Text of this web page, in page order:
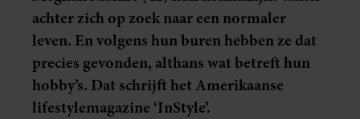
achter zich op zoek naar een normaler
leven. En volgens hun buren hebben ze dat
precies gevonden, althans wat betreft hun
hobby’s. Dat schrijft het Amerikaanse
lifestylemagazine ‘InStyle’.